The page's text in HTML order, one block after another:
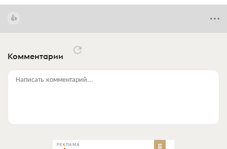
Комментарии
Написать комментарий...
РЕКЛАМА